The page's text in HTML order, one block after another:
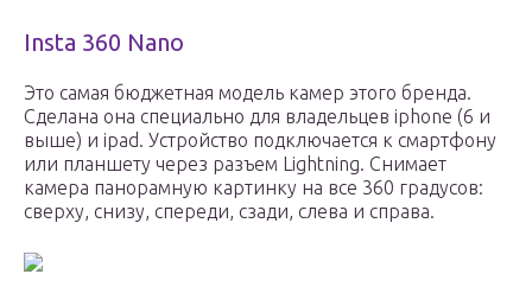
Insta 360 Nano
Это самая бюджетная модель камер этого бренда.
Сделана она специально для владельцев iphone (6 и
выше) и ipad. Устройство подключается к смартфону
или планшету через разъем Lightning. Снимает
камера панорамную картинку на все 360 градусов:
сверху, снизу, спереди, сзади, слева и справа.